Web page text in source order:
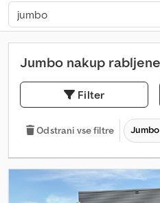
Jumbo nakup
Filter
Odstrani vse filtre Jumbo